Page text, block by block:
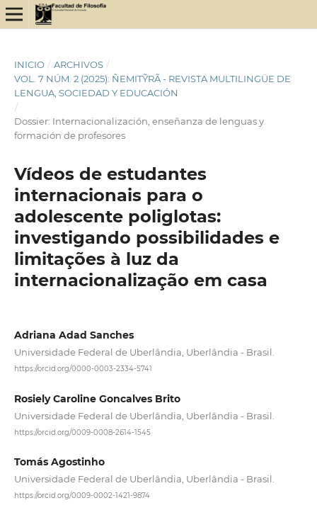
INICIO / ARCHIVOS /
VOL. 7 NÚM. 2 (2025): ÑEMITỸRÃ - REVISTA MULTILINGÜE DE
LENGUA, SOCIEDAD Y EDUCACIÓN
/
Dossier: Internacionalización, enseñanza de lenguas y
formación de profesores
Vídeos de estudantes
internacionais para o
adolescente poliglotas:
investigando possibilidades e
limitações à luz da
internacionalização em casa
Adriana Adad Sanches
Universidade Federal de Uberlândia, Uberlândia - Brasil.
https://orcid.org/0000-0003-2334-5741
Rosiely Caroline Goncalves Brito
Universidade Federal de Uberlândia, Uberlândia - Brasil.
https://orcid.org/0009-0008-2614-1545
Tomás Agostinho
Universidade Federal de Uberlândia, Uberlândia - Brasil.
https://orcid.org/0009-0002-1421-9874